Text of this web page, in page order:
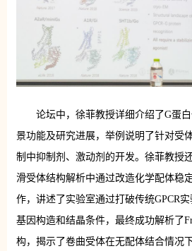
论坛中，徐菲教授详细介绍了G蛋
景功能及研究进展，举例说明了针对受
制中抑制剂、激动剂的开发。徐菲教授
滑受体结构解析中通过改造化学配体稳
作，讲述了实验室通过打破传统GPCR
基因构造和结晶条件，最终成功解析了
构，揭示了卷曲受体在无配体结合情况